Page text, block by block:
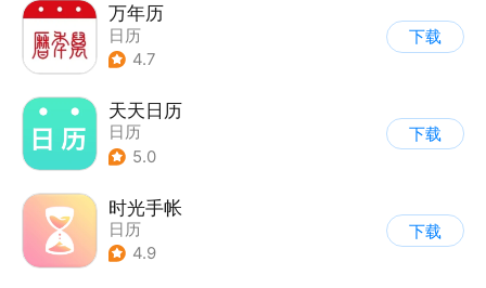
万年历
日历
4.7
下载
天天日历
日历
5.0
下载
时光手帐
日历
4.9
下载